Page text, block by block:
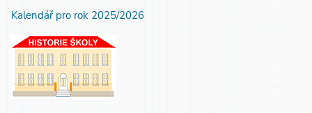
Kalendář pro rok 2025/2026